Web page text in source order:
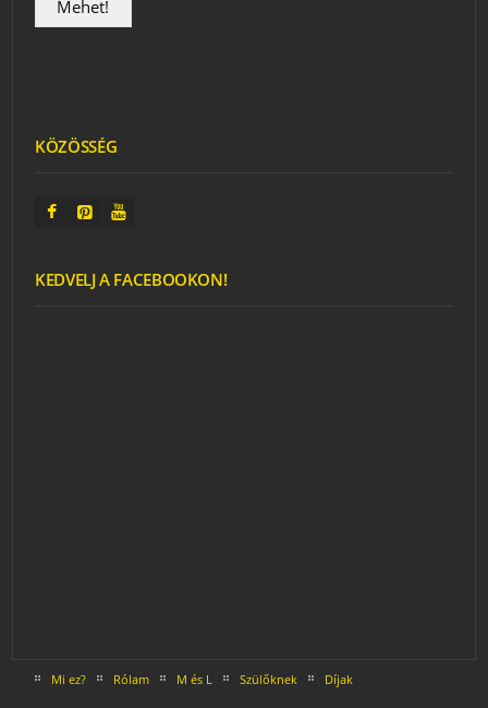
KÖZÖSSÉG
KEDVELJ A FACEBOOKON!
Mi ez? Rólam M és L Szülőknek Díjak